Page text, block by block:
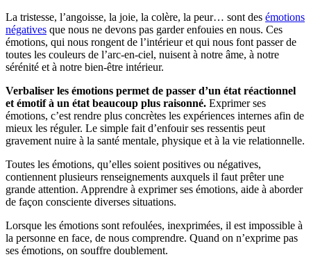
La tristesse, l’angoisse, la joie, la colère, la peur… sont des émotions
négatives que nous ne devons pas garder enfouies en nous. Ces
émotions, qui nous rongent de l’intérieur et qui nous font passer de
toutes les couleurs de l’arc-en-ciel, nuisent à notre âme, à notre
sérénité et à notre bien-être intérieur.
Verbaliser les émotions permet de passer d’un état réactionnel
et émotif à un état beaucoup plus raisonné. Exprimer ses
émotions, c’est rendre plus concrètes les expériences internes afin de
mieux les réguler. Le simple fait d’enfouir ses ressentis peut
gravement nuire à la santé mentale, physique et à la vie relationnelle.
Toutes les émotions, qu’elles soient positives ou négatives,
contiennent plusieurs renseignements auxquels il faut prêter une
grande attention. Apprendre à exprimer ses émotions, aide à aborder
de façon consciente diverses situations.
Lorsque les émotions sont refoulées, inexprimées, il est impossible à
la personne en face, de nous comprendre. Quand on n’exprime pas
ses émotions, on souffre doublement.